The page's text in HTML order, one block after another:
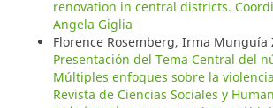
renovation in central districts.
Angela Giglia
Florence Rosemberg, Irma Munguía
Presentación del Tema Central del
Múltiples enfoques sobre la violencia
Revista de Ciencias Sociales y